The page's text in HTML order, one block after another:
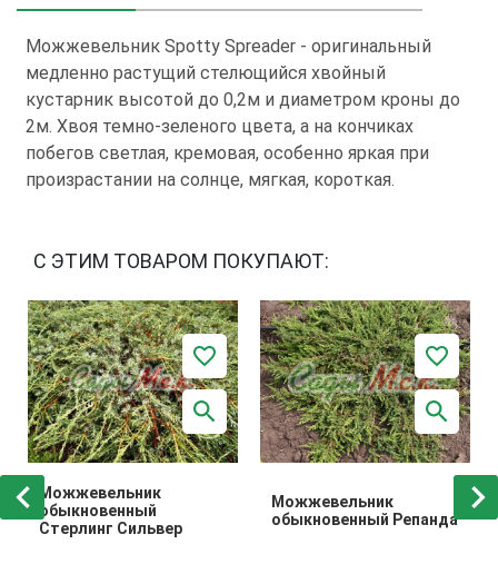
Можжевельник Spotty Spreader - оригинальный
медленно растущий стелющийся хвойный
кустарник высотой до 0,2м и диаметром кроны до
2м. Хвоя темно-зеленого цвета, а на кончиках
побегов светлая, кремовая, особенно яркая при
произрастании на солнце, мягкая, короткая.
С ЭТИМ ТОВАРОМ ПОКУПАЮТ:
Можжевельник
обыкновенный
Стерлинг Сильвер
Можжевельник
обыкновенный Репанда